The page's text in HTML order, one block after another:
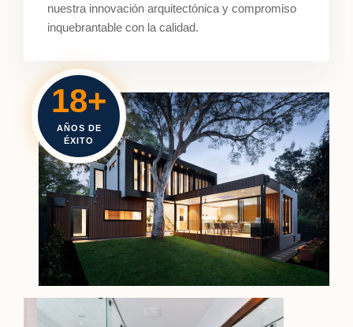
nuestra innovación arquitectónica y compromiso
inquebrantable con la calidad.
18+
AÑOS DE
ÉXITO